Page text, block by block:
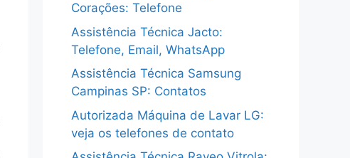
Corações: Telefone
Assistência Técnica Jacto:
Telefone, Email, WhatsApp
Assistência Técnica Samsung
Campinas SP: Contatos
Autorizada Máquina de Lavar LG:
veja os telefones de contato